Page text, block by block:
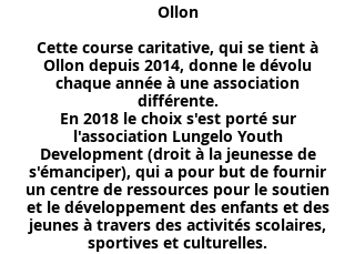
Ollon
Cette course caritative, qui se tient à
Ollon depuis 2014, donne le dévolu
chaque année à une association
différente.
En 2018 le choix s'est porté sur
l'association Lungelo Youth
Development (droit à la jeunesse de
s'émanciper), qui a pour but de fournir
un centre de ressources pour le soutien
et le développement des enfants et des
jeunes à travers des activités scolaires,
sportives et culturelles.